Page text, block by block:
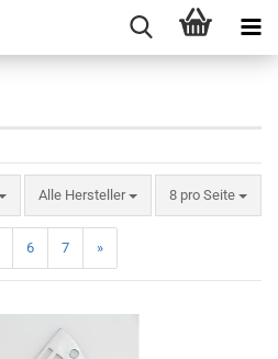
Alle Hersteller 8 pro Seite
6 7 »